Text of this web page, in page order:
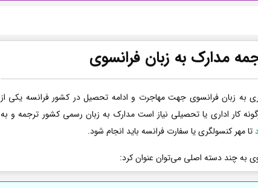
مدارک به زبان فرانسوی
به زبان فرانسوی جهت مهاجرت و ادامه تحصیل در کشور فرانسه یکی از
کار اداری یا تحصیلی نیاز است مدارک به زبان رسمی کشور ترجمه و به
تا مهر کنسولگری یا سفارت فرانسه باید انجام شود.
به چند دسته اصلی می‌توان عنوان کرد: